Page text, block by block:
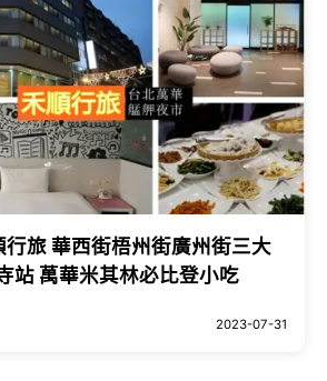
旅 華西街梧州街廣州街三大
站 萬華米其林必比登小吃
2023-07-31